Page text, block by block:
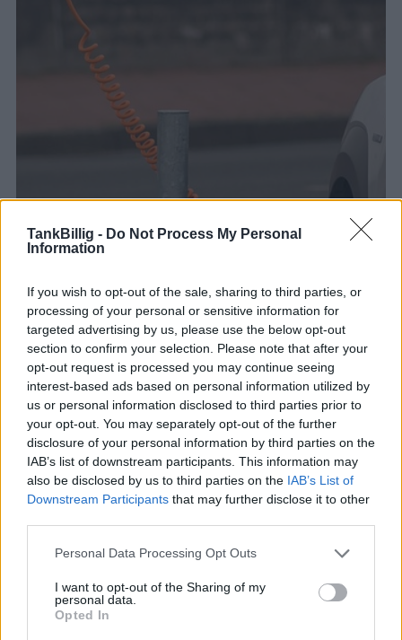
TankBillig - Do Not Process My Personal
Information
If you wish to opt-out of the sale, sharing to third parties, or
processing of your personal or sensitive information for
targeted advertising by us, please use the below opt-out
section to confirm your selection. Please note that after your
opt-out request is processed you may continue seeing
interest-based ads based on personal information utilized by
us or personal information disclosed to third parties prior to
your opt-out. You may separately opt-out of the further
disclosure of your personal information by third parties on the
IAB’s list of downstream participants. This information may
also be disclosed by us to third parties on the IAB’s List of
Downstream Participants that may further disclose it to other
Personal Data Processing Opt Outs
I want to opt-out of the Sharing of my
personal data.
Opted In